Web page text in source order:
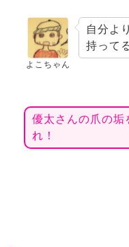
よこちゃん
自分よ
持って
優太さんの爪の垢
れ！